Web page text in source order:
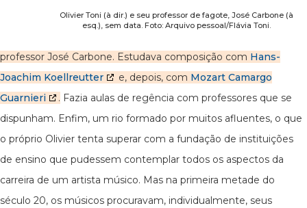
Olivier Toni (à dir.) e seu professor de fagote, José Carbone (à
esq.), sem data. Foto: Arquivo pessoal/Flávia Toni.
professor José Carbone. Estudava composição com Hans-
Joachim Koellreutter
e, depois, com Mozart Camargo
Guarnieri
. Fazia aulas de regência com professores que se
dispunham. Enfim, um rio formado por muitos afluentes, o que
o próprio Olivier tenta superar com a fundação de instituições
de ensino que pudessem contemplar todos os aspectos da
carreira de um artista músico. Mas na primeira metade do
século 20, os músicos procuravam, individualmente, seus